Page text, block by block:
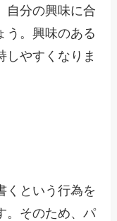
自分の興味に合
う。興味のある
しやすくなりま
くという行為を
。そのため、パ